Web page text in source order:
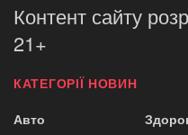
Контент сайту
21+
КАТЕГОРІЇ НОВИН
Авто